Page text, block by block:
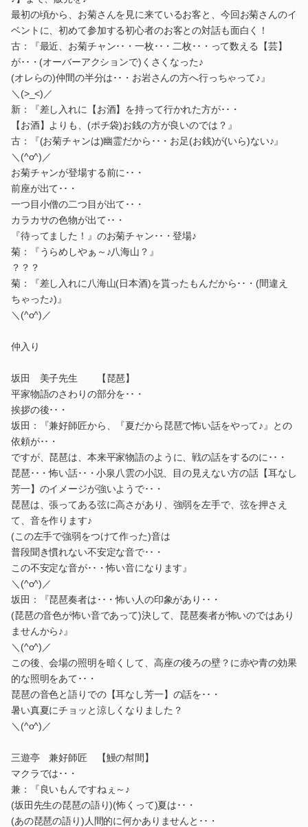
最初の頃から、お菊さんを見に来ているお客と、今回お菊さんのイ
ベントに、初めて参加する初心者のお客との対話も面白く！
古：『最近、お菊チャン･･・一枚･･・二枚･･・って数える【芸】
が･･・(オーバーアクションで)くさくなった♪
(オレらの)仲間の半分は･･・お岩さんの方へ行っちゃって♪』
＼(>_<)／
新：『差し入れに【お酒】を持って行かれた方が･･・
【お酒】よりも、(ポチ袋)お銭の方が良いのでは？』
古：『(お菊チャンは)幽霊だから･･・お足(お銭)が(いら)ない♪』
＼(^o^)／
お菊チャンが登場する前に･･・
前座が出て･･・
一つ目小僧の二つ目が出て･･・
カラカサの色物が出て･･・
『待ってました！』のお菊チャン･･・登場♪
菊：『うらめしやぁ～♪八海山？』
？？？
菊：『差し入れに八海山(日本酒)を貰ったもんだから･･・(間違え
ちゃった♪)』
＼(^o^)／
仲入り
坂田 美子先生 【琵琶】
平家物語のさわりの部分を･･・
挨拶の後･･・
坂田：『兼好師匠から、『夏だから琵琶で怖い話をやって♪』との
依頼が･･・
ですが、琵琶は、本来平家物語のように、戦の話をするのに･･・
琵琶･･・怖い話･･・小泉八雲の小説、目の見えない方の話【耳なし
芳一】のイメージが強いようで･･・
琵琶は、張ってある弦に高さがあり、強弱を左手で、弦を押さえ
て、音を作ります♪
(この左手で強弱をつけて作った)音は
普段聞き慣れない不安定な音で･･・
この不安定な音が･･・怖い音になります』
＼(^o^)／
坂田：『琵琶奏者は･･・怖い人の印象があり･･・
(琵琶の音色が怖い音であって)決して、琵琶奏者が怖いのではあり
ませんから♪』
＼(^o^)／
この後、会場の照明を暗くして、高座の後ろの壁？に赤や青の効果
的な照明をあて･･・
琵琶の音色と語りでの【耳なし芳一】の話を･･・
暑い真夏にチョッと涼しくなりました？
＼(^o^)／
三遊亭 兼好師匠 【鰻の幇間】
マクラでは･･・
兼：『良いもんですねぇ～♪
(坂田先生の琵琶の語り)(怖くって)夏は･･・
(あの琵琶の語り)人間的に何かありませんと･･・